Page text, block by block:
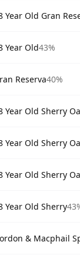
Year Old Gran
Year Old43%
Reserva40%
Year Old Sherry
Year Old Sherry
Year Old Sherry
Year Old Sherry
& Macphail